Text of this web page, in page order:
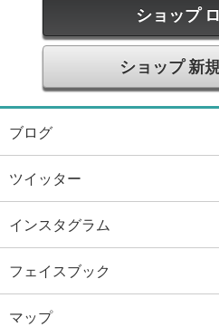
ショップ
ショップ 新
ブログ
ツイッター
インスタグラム
フェイスブック
マップ